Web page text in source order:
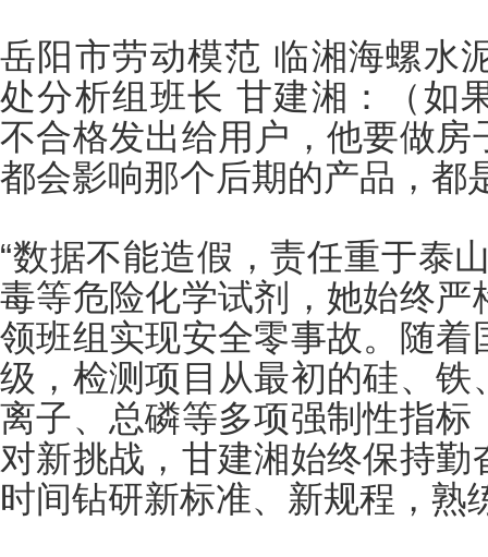
岳阳市劳动模范 临湘海螺水
处分析组班长 甘建湘：（如
不合格发出给用户，他要做
都会影响那个后期的产品，都
“数据不能造假，责任重于泰
毒等危险化学试剂，她始终
领班组实现安全零事故。随
级，检测项目从最初的硅、
离子、总磷等多项强制性指
对新挑战，甘建湘始终保持
时间钻研新标准、新规程，熟